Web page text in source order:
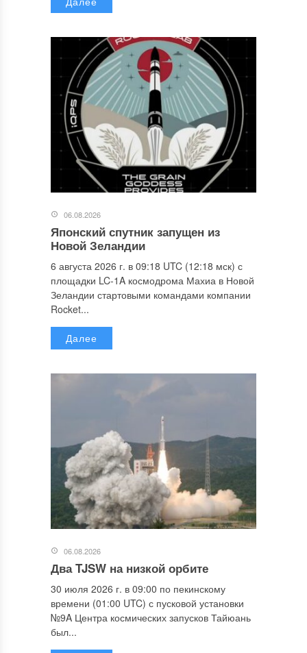
06.08.2026
Японский спутник запущен из
Новой Зеландии
6 августа 2026 г. в 09:18 UTC (12:18 мск) с
площадки LC-1A космодрома Махиа в Новой
Зеландии стартовыми командами компании
Rocket...
Далее
06.08.2026
Два TJSW на низкой орбите
30 июля 2026 г. в 09:00 по пекинскому
времени (01:00 UTC) с пусковой установки
№9A Центра космических запусков Тайюань
был...